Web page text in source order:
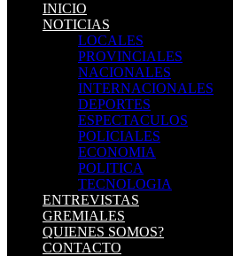
INICIO
NOTICIAS
LOCALES
PROVINCIALES
NACIONALES
INTERNACIONALES
DEPORTES
ESPECTACULOS
POLICIALES
ECONOMIA
POLITICA
TECNOLOGIA
ENTREVISTAS
GREMIALES
QUIENES SOMOS?
CONTACTO